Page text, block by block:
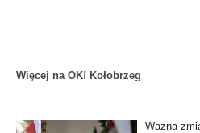
Więcej na OK! Kołobrzeg
Ważna